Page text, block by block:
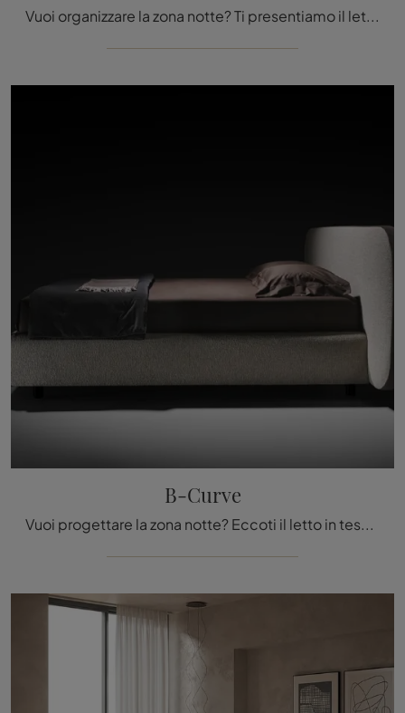
Vuoi organizzare la zona notte? Ti presentiamo il letto in tessuto Infinito di Twils per spazi moderni.
B-Curve
Vuoi progettare la zona notte? Eccoti il letto in tessuto B-Curve di Twils per spazi design.